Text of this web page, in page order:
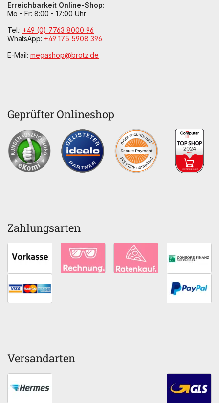
Erreichbarkeit Online-Shop:
Mo - Fr: 8:00 - 17:00 Uhr
Tel.: +49 (0) 7763 8000 96
WhatsApp: +49 175 5908 396
E-Mail: megashop@brotz.de
Geprüfter Onlineshop
Zahlungsarten
Versandarten